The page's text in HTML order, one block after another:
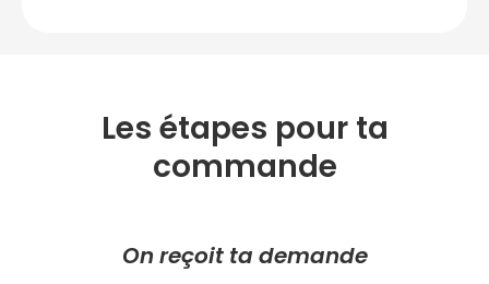
Les étapes pour ta
commande
On reçoit ta demande